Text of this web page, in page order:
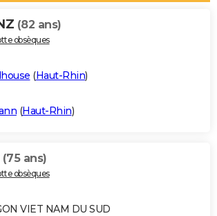
(82 ans)
obsèques
(Haut-Rhin)
(Haut-Rhin)
(75 ans)
obsèques
VIET NAM DU SUD